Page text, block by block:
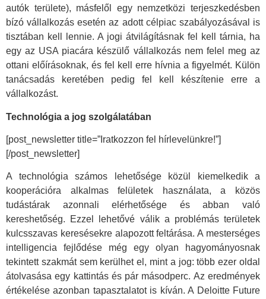
autók területe), másfelől egy nemzetközi terjeszkedésben
bízó vállalkozás esetén az adott célpiac szabályozásával is
tisztában kell lennie. A jogi átvilágításnak fel kell tárnia, ha
egy az USA piacára készülő vállalkozás nem felel meg az
ottani előírásoknak, és fel kell erre hívnia a figyelmét. Külön
tanácsadás keretében pedig fel kell készítenie erre a
vállalkozást.
Technológia a jog szolgálatában
[post_newsletter title=”Iratkozzon fel hírlevelünkre!”]
[/post_newsletter]
A technológia számos lehetősége közül kiemelkedik a
kooperációra alkalmas felületek használata, a közös
tudástárak azonnali elérhetősége és abban való
kereshetőség. Ezzel lehetővé válik a problémás területek
kulcsszavas keresésekre alapozott feltárása. A mesterséges
intelligencia fejlődése még egy olyan hagyományosnak
tekintett szakmát sem kerülhet el, mint a jog: több ezer oldal
átolvasása egy kattintás és pár másodperc. Az eredmények
értékelése azonban tapasztalatot is kíván. A Deloitte Future